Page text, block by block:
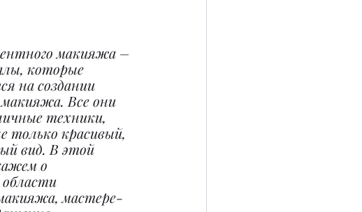
макияжа –
которые
на создании
макияжа. Все они
техники,
только красивый,
вид. В этой
о
мастере-